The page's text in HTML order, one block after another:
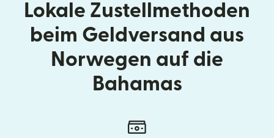
Lokale Zustellmethoden
beim Geldversand aus
Norwegen auf die
Bahamas